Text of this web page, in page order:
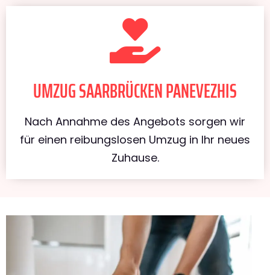
UMZUG SAARBRÜCKEN PANEVEZHIS
Nach Annahme des Angebots sorgen wir
für einen reibungslosen Umzug in Ihr neues
Zuhause.